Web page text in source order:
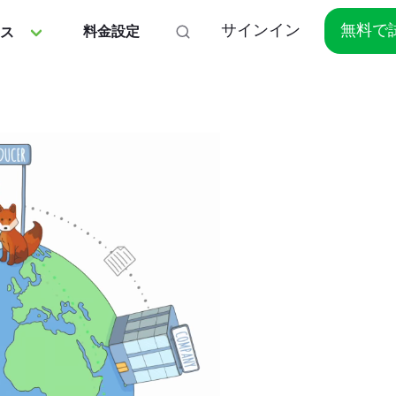
料金設定 サインイン 無料で